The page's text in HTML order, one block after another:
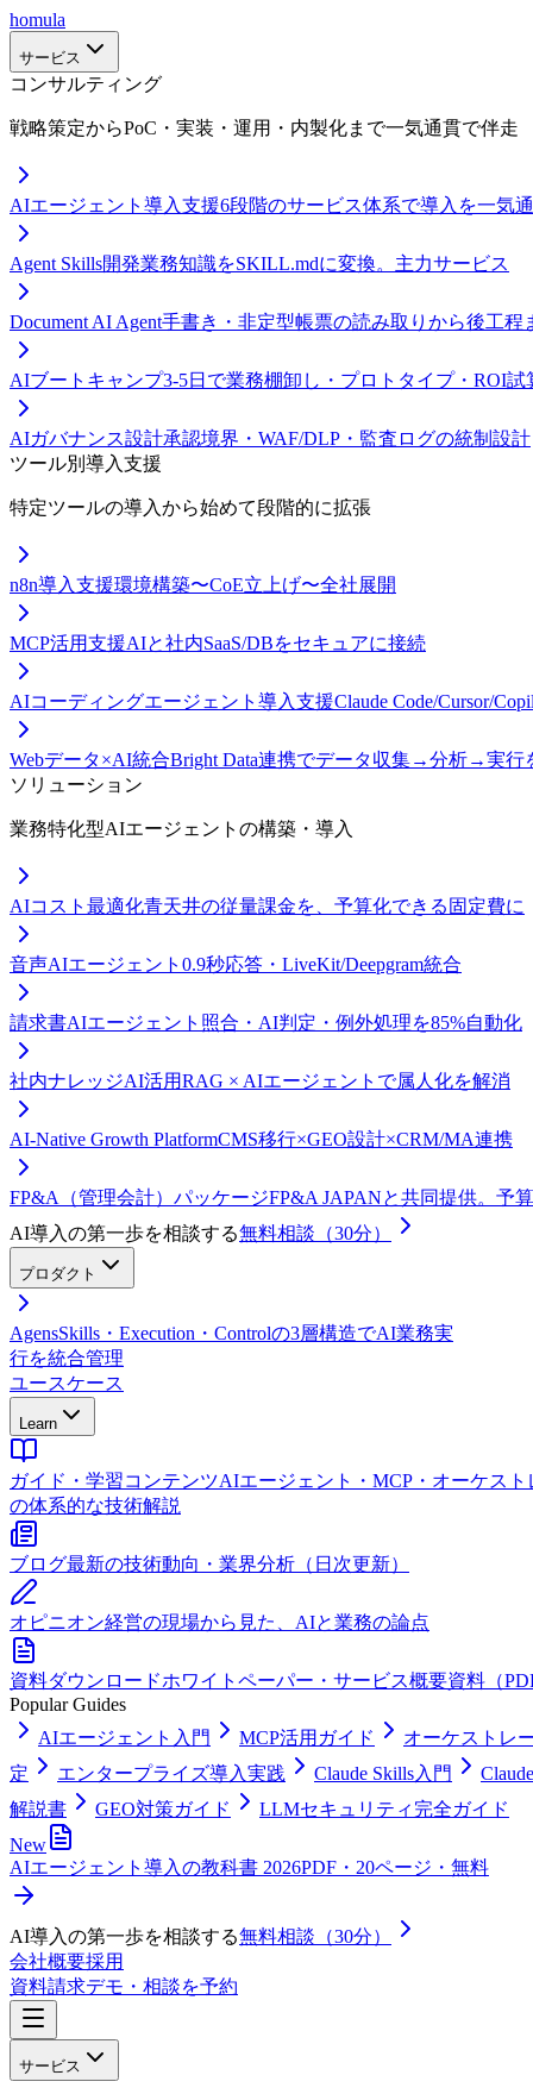
homula
サービス
コンサルティング
戦略策定からPoC・実装・運用・内製化まで一気通貫で伴走
AIエージェント導入支援6段階のサービス体系で導入を一気
Agent Skills開発業務知識をSKILL.mdに変換。主力サービス
Document AI Agent手書き・非定型帳票の読み取りから後工程
AIブートキャンプ3-5日で業務棚卸し・プロトタイプ・ROI試
AIガバナンス設計承認境界・WAF/DLP・監査ログの統制設計
ツール別導入支援
特定ツールの導入から始めて段階的に拡張
n8n導入支援環境構築〜CoE立上げ〜全社展開
MCP活用支援AIと社内SaaS/DBをセキュアに接続
AIコーディングエージェント導入支援Claude Code/Cursor/
Webデータ×AI統合Bright Data連携でデータ収集→分析→実行
ソリューション
業務特化型AIエージェントの構築・導入
AIコスト最適化青天井の従量課金を、予算化できる固定費に
音声AIエージェント 0.9秒応答・LiveKit/Deepgram統合
請求書AIエージェント 照合・AI判定・例外処理を85%自動化
社内ナレッジAI活用RAG × AIエージェントで属人化を解消
AI-Native Growth PlatformCMS移行×GEO設計×CRM/MA連携
FP&A（管理会計）パッケージFP&A JAPANと共同提供。予
AI導入の第一歩を相談する無料相談（30分）
プロダクト
AgensSkills・Execution・Controlの3層構造でAI業務実
行を統合管理
ユースケース
Learn
ガイド・学習コンテンツAIエージェント・MCP・オーケスト
の体系的な技術解説
ブログ最新の技術動向・業界分析（日次更新）
オピニオン経営の現場から見た、AIと業務の論点
資料ダウンロードホワイトペーパー・サービス概要資料（
Popular Guides
AIエージェント入門
MCP活用ガイド
オーケストレ
定
エンタープライズ導入実践 Claude Skills入門
解説書
GEO対策ガイド
LLMセキュリティ完全ガイド
New
AIエージェント導入の教科書 2026PDF・20ページ・無料
AI導入の第一歩を相談する無料相談（30分）
会社概要採用
資料請求デモ・相談を予約
サービス